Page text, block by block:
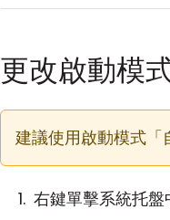
更改啟動模
建議使用啟動模式「
右鍵單擊系統托